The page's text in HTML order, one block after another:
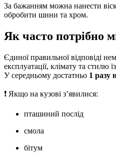
За бажанням можна нанести
обробити шини та хром.
Як часто потрібно
Єдиної правильної відповіді
експлуатації, клімату та стилю
У середньому достатньо 1 разу
❗ Якщо на кузові з’явилися:
пташиний послід
смола
бітум